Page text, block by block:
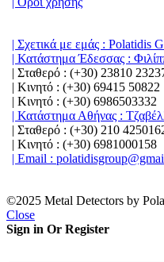
| Σχετικά με εμάς : Polatidis
| Κατάστημα Έδεσσας :
| Σταθερό : (+30) 23810
| Κινητό : (+30) 69415 50822
| Κινητό : (+30) 6986503332
| Κατάστημα Αθήνας :
| Σταθερό : (+30) 210
| Κινητό : (+30) 6981000158
| Email :
©2025 Metal Detectors by
Close
Sign in Or Register